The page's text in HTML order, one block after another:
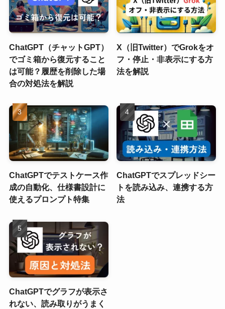
ChatGPT（チャットGPT）
でゴミ箱から復元すること
は可能？履歴を削除した場
合の対処法を解説
X（旧Twitter）でGrokをオ
フ・停止・非表示にする方
法を解説
ChatGPTでテストケース作
成の自動化、仕様書設計に
使えるプロンプト特集
ChatGPTでスプレッドシー
トを読み込み、連携する方
法
ChatGPTでグラフが表示さ
れない、読み取りがうまく